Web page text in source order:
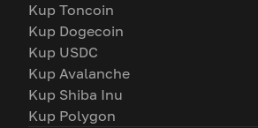
Kup Toncoin
Kup Dogecoin
Kup USDC
Kup Avalanche
Kup Shiba Inu
Kup Polygon